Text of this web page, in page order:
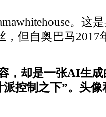
。这
，但自奥巴马
，却是一张AI生
控制之下”。头